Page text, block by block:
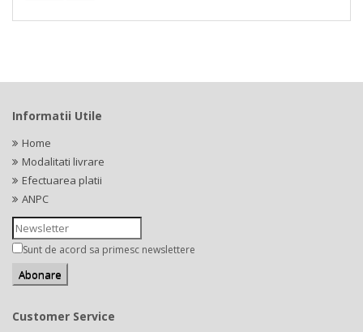
Informatii Utile
Home
Modalitati livrare
Efectuarea platii
ANPC
Sunt de acord sa primesc newslettere
Customer Service